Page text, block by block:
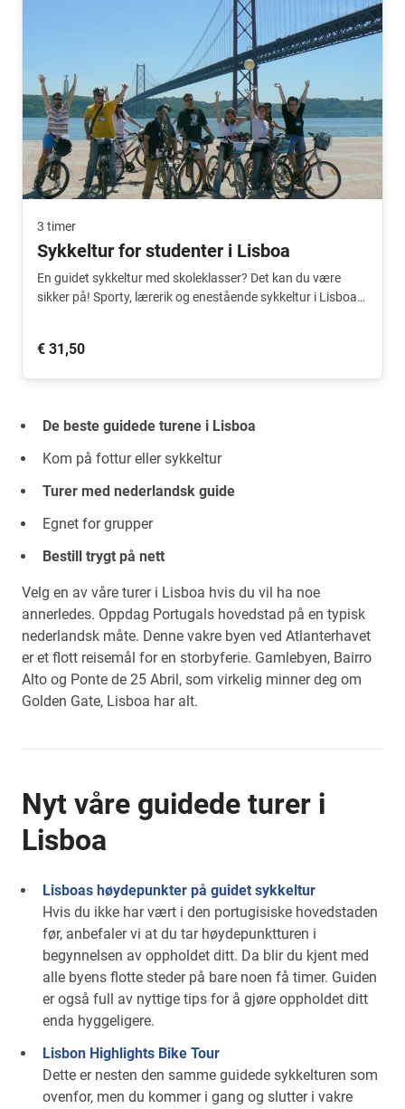
3 timer
Sykkeltur for studenter i Lisboa
En guidet sykkeltur med skoleklasser? Det kan du være
sikker på! Sporty, lærerik og enestående sykkeltur i Lisboa.
€ 31,50
De beste guidede turene i Lisboa
Kom på fottur eller sykkeltur
Turer med nederlandsk guide
Egnet for grupper
Bestill trygt på nett
Velg en av våre turer i Lisboa hvis du vil ha noe
annerledes. Oppdag Portugals hovedstad på en typisk
nederlandsk måte. Denne vakre byen ved Atlanterhavet
er et flott reisemål for en storbyferie. Gamlebyen, Bairro
Alto og Ponte de 25 Abril, som virkelig minner deg om
Golden Gate, Lisboa har alt.
Nyt våre guidede turer i
Lisboa
Lisboas høydepunkter på guidet sykkeltur
Hvis du ikke har vært i den portugisiske hovedstaden
før, anbefaler vi at du tar høydepunktturen i
begynnelsen av oppholdet ditt. Da blir du kjent med
alle byens flotte steder på bare noen få timer. Guiden
er også full av nyttige tips for å gjøre oppholdet ditt
enda hyggeligere.
Lisbon Highlights Bike Tour
Dette er nesten den samme guidede sykkelturen som
ovenfor, men du kommer i gang og slutter i vakre